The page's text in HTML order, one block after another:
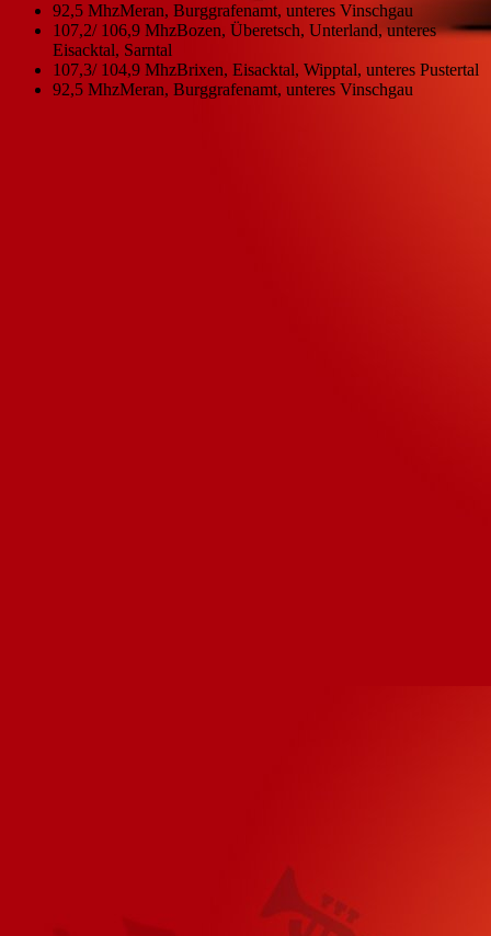
92,5 MhzMeran, Burggrafenamt, unteres Vinschgau
107,2/ 106,9 MhzBozen, Überetsch, Unterland, unteres
Eisacktal, Sarntal
107,3/ 104,9 MhzBrixen, Eisacktal, Wipptal, unteres Pustertal
92,5 MhzMeran, Burggrafenamt, unteres Vinschgau